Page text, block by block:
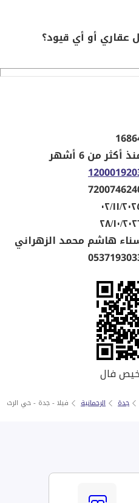
عقاري أو أي قيود؟
أكثر من 6 أشهر
١١/٢٠٢٥
١٠/٢٠٢٦
هاشم محمد الزهراني
فال
جدة الرحمانية فيلا - جدة - حي